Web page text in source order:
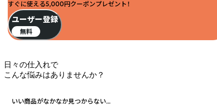
すぐに使える5,000円クーポンプレゼント！
ユーザー登録
無料
日々の仕入れで
こんな悩みはありませんか？
いい商品がなかなか見つからない...